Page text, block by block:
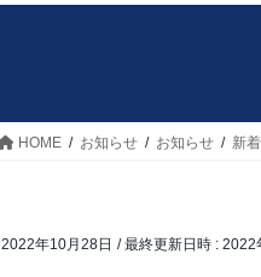
HOME お知らせ お知らせ 新
2022年10月28日 / 最終更新日時 : 2022